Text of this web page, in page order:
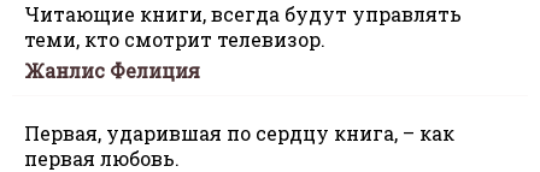
Читающие книги, всегда будут управлять
теми, кто смотрит телевизор.
Жанлис Фелиция
Первая, ударившая по сердцу книга, – как
первая любовь.